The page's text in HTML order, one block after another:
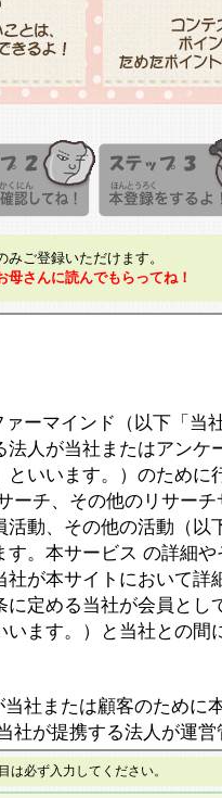
ご登録いただけます。
さんに読んでもらってね！
ーマインド（以下「当
法人が当社またはアンケ
といいます。）のために
ーチ、その他のリサー
活動、その他の活動（以
す。本サービス の詳細
社が本サイトにおいて詳
に定める当社が会員とし
います。）と当社との間
社または顧客のために
社が提携する法人が運
いいます。）上に本サー
ケー ト調査に回答する
は必ず入力してください。